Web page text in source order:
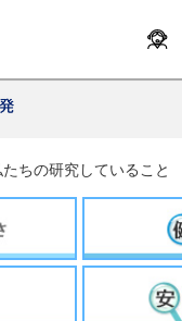
たちの研究していること